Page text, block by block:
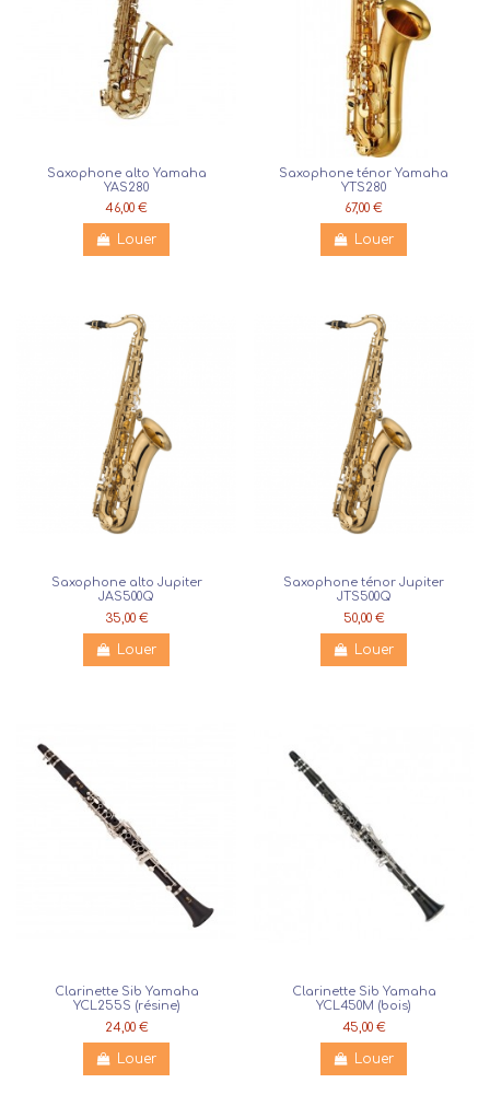
Saxophone alto Yamaha
YAS280
46,00 €
Louer
Saxophone ténor Yamaha
YTS280
67,00 €
Louer
Saxophone alto Jupiter
JAS500Q
35,00 €
Louer
Saxophone ténor Jupiter
JTS500Q
50,00 €
Louer
Clarinette Sib Yamaha
YCL255S (résine)
24,00 €
Louer
Clarinette Sib Yamaha
YCL450M (bois)
45,00 €
Louer